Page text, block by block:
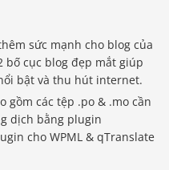
sức mạnh cho blog của
bố cục blog đẹp mắt giúp
bật và thu hút internet.
gồm các tệp .po & .mo cần
dịch bằng plugin
cho WPML & qTranslate